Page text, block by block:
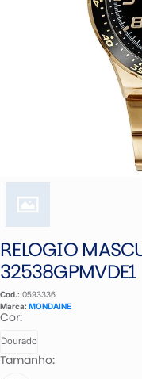
RELOGIO
32538GPMVDE1
Cod.: 0593336
Marca: MONDAINE
Cor:
Dourado
Tamanho: